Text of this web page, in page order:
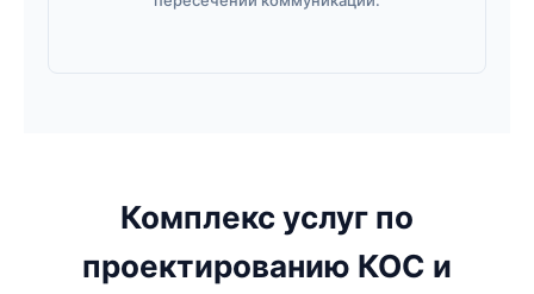
Комплекс услуг по
проектированию КОС и